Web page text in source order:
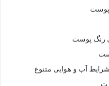
رنگ پوست
آب و هوایی متنوع